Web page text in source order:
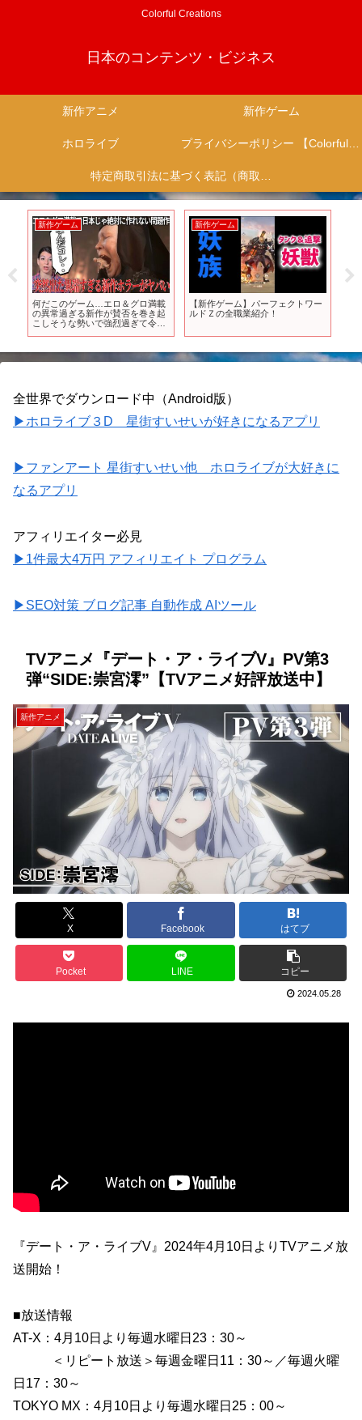
Colorful Creations
日本のコンテンツ・ビジネス
新作アニメ 新作ゲーム
ホロライブ プライバシーポリシー 【Colorful Creation】
特定商取引法に基づく表記（商取引に関する開示）
新作ゲーム
何だこのゲーム…エロ＆グロ満載
の異常過ぎる新作が賛否を巻き起
こしそうな勢いで強烈過ぎて令和
開が秀逸【INDIKA】
新作ゲーム
【新作ゲーム】パーフェクトワー
ルドＺの全職業紹介！
ル
全世界でダウンロード中（Android版）
▶ホロライブ３D 星街すいせいが好きになるアプリ
▶ファンアート 星街すいせい他 ホロライブが大好きに
なるアプリ
アフィリエイター必見
▶1件最大4万円 アフィリエイト プログラム
▶SEO対策 ブログ記事 自動作成 AIツール
TVアニメ『デート・ア・ライブV』PV第3
弾“SIDE:崇宮澪”【TVアニメ好評放送中】
新作アニメ
X Facebook はてブ
Pocket LINE コピー
2024.05.28
『デート・ア・ライブV』2024年4月10日よりTVアニメ放
送開始！
■放送情報
AT-X：4月10日より毎週水曜日23：30～
＜リピート放送＞毎週金曜日11：30～／毎週火曜
日17：30～
TOKYO MX：4月10日より毎週水曜日25：00～